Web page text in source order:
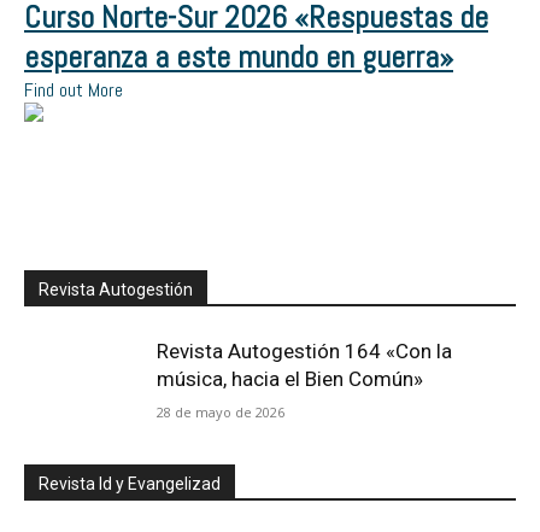
Curso Norte-Sur 2026 «Respuestas de
esperanza a este mundo en guerra»
Find out More
Revista Autogestión
Revista Autogestión 164 «Con la
música, hacia el Bien Común»
28 de mayo de 2026
Revista Id y Evangelizad